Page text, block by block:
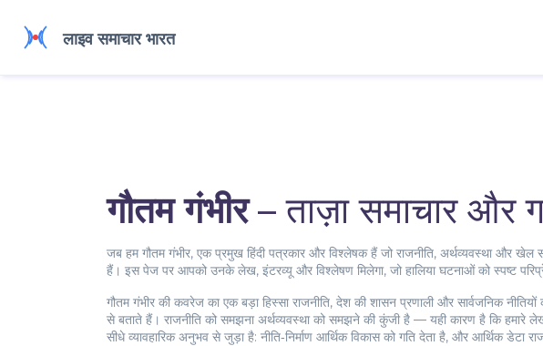
गौतम गंभीर– ताज़ा समाचार और
जब हमगौतम गंभीर, एक प्रमुख हिंदी पत्रकार और विश्लेषक हैं जो राजनीति, अर्थव्यवस्था और खेल
हैं। इस पेज पर आपको उनके लेख, इंटरव्यू और विश्लेषण मिलेगा, जो हालिया घटनाओं को स्पष्ट
गौतम गंभीर की कवरेज का एक बड़ा हिस्सा राजनीति, देश की शासन प्रणाली और सार्वजनिक
से बताते हैं। राजनीति को समझना अर्थव्यवस्था को समझने की कुंजी है — यही कारण है कि हमारे
सीधे व्यावहारिक अनुभव से जुड़ा है: नीति‑निर्माण आर्थिक विकास को गति देता है, और आर्थिक डेटा